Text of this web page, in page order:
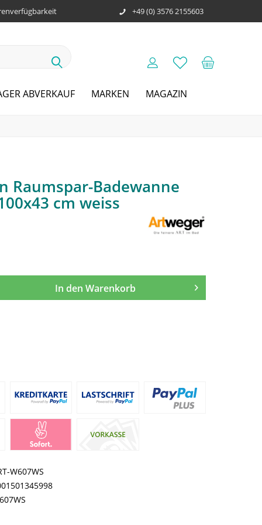
+49 (0) 3576 2155603
ABVERKAUF MARKEN MAGAZIN
Raumspar-Badewanne
cm weiss
In den Warenkorb
W607WS